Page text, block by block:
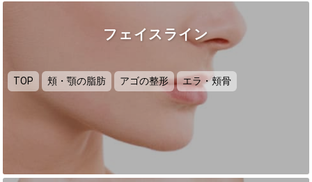
フェイスライン
TOP 頬・顎の脂肪 アゴの整形 エラ・頬骨